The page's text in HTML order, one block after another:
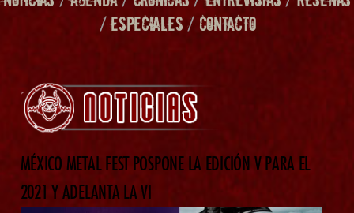
/ESPECIALES/ CONTACTO
MÉXICO METAL FEST POSPONE LA EDICIÓN V PARA EL
2021 Y ADELANTA LA VI